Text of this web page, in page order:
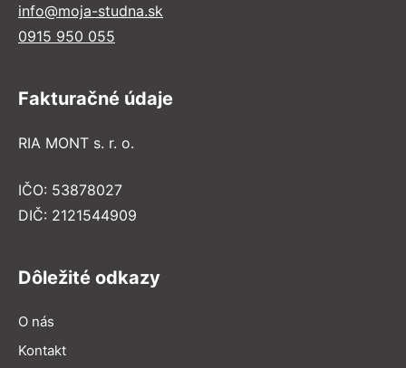
info@moja-studna.sk
0915 950 055
Fakturačné údaje
RIA MONT s. r. o.
IČO: 53878027
DIČ: 2121544909
Dôležité odkazy
O nás
Kontakt